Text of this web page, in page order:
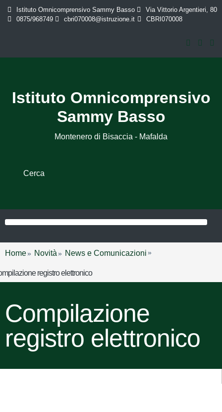
Istituto Omnicomprensivo Sammy Basso
Via Vittorio Argentieri, 80
0875/968749
cbri070008@istruzione.it CBRI070008
Istituto Omnicomprensivo
Sammy Basso
Montenero di Bisaccia - Mafalda
Cerca
Home Novità News e Comunicazioni
registro elettronico
Compilazione
registro elettronico